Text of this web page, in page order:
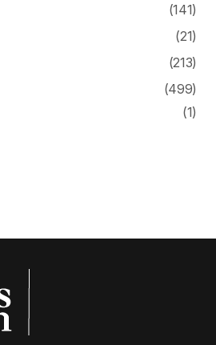
(141)
(21)
(213)
(499)
(1)